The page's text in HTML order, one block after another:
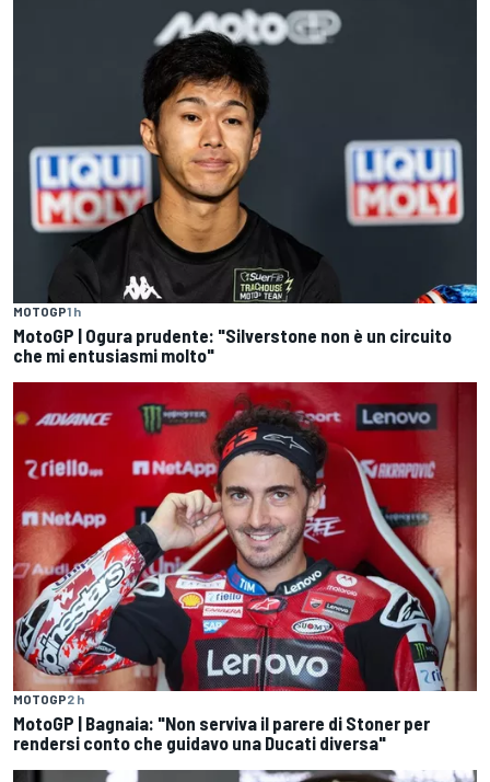
MOTOGP1 h
MotoGP | Ogura prudente: "Silverstone non è un circuito
che mi entusiasmi molto"
MOTOGP2 h
MotoGP | Bagnaia: "Non serviva il parere di Stoner per
rendersi conto che guidavo una Ducati diversa"